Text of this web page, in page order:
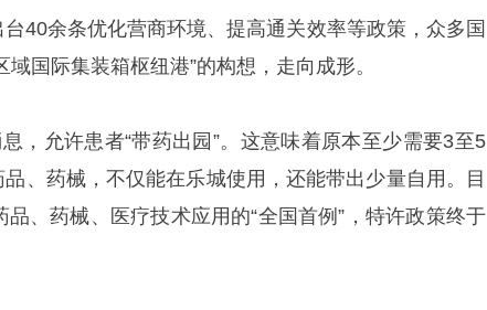
40余条优化营商环境、提高通关效率等政策，众多国
国际集装箱枢纽港”的构想，走向成形。
，允许患者“带药出园”。这意味着原本至少需要3至5
、药械，不仅能在乐城使用，还能带出少量自用。目
、药械、医疗技术应用的“全国首例”，特许政策终于